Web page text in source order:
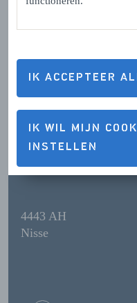
IK ACCEPTEER
IK WIL MIJN
INSTELLEN
4443 AH
Nisse